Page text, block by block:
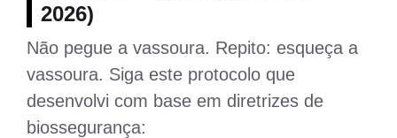
2026)
Não pegue a vassoura. Repito: esqueça a
vassoura. Siga este protocolo que
desenvolvi com base em diretrizes de
biossegurança: